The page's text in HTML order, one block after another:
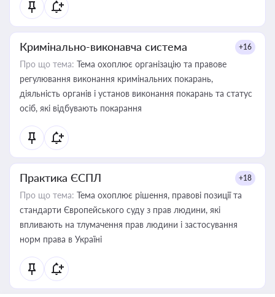
Кримінально-виконавча система +16
Про що тема: Тема охоплює організацію та правове
регулювання виконання кримінальних покарань,
діяльність органів і установ виконання покарань та статус
осіб, які відбувають покарання
Практика ЄСПЛ +18
Про що тема: Тема охоплює рішення, правові позиції та
стандарти Європейського суду з прав людини, які
впливають на тлумачення прав людини і застосування
норм права в Україні